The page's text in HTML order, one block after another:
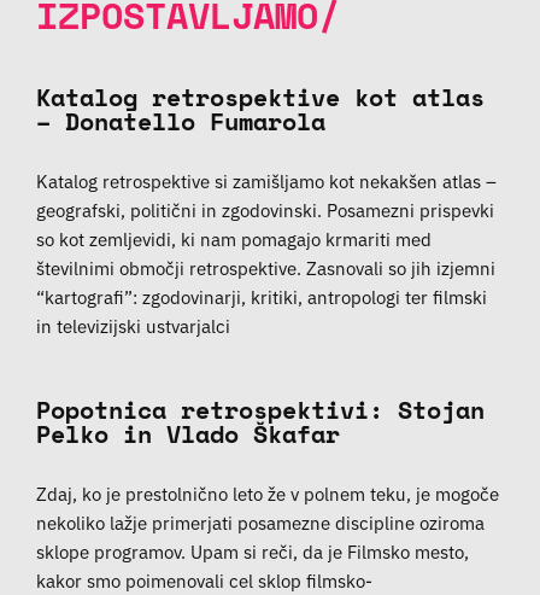
IZPOSTAVLJAMO/
Katalog retrospektive kot atlas
– Donatello Fumarola
Katalog retrospektive si zamišljamo kot nekakšen atlas –
geografski, politični in zgodovinski. Posamezni prispevki
so kot zemljevidi, ki nam pomagajo krmariti med
številnimi območji retrospektive. Zasnovali so jih izjemni
“kartografi”: zgodovinarji, kritiki, antropologi ter filmski
in televizijski ustvarjalci
Popotnica retrospektivi: Stojan
Pelko in Vlado Škafar
Zdaj, ko je prestolnično leto že v polnem teku, je mogoče
nekoliko lažje primerjati posamezne discipline oziroma
sklope programov. Upam si reči, da je Filmsko mesto,
kakor smo poimenovali cel sklop filmsko-